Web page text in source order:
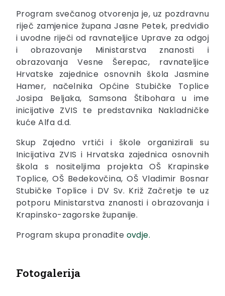
Program svečanog otvorenja je, uz pozdravnu
riječ zamjenice župana Jasne Petek, predvidio
i uvodne riječi od ravnateljice Uprave za odgoj
i obrazovanje Ministarstva znanosti i
obrazovanja Vesne Šerepac, ravnateljice
Hrvatske zajednice osnovnih škola Jasmine
Hamer, načelnika Općine Stubičke Toplice
Josipa Beljaka, Samsona Štibohara u ime
inicijative ZVIS te predstavnika Nakladničke
kuće Alfa d.d.
Skup Zajedno vrtići i škole organizirali su
Inicijativa ZVIS i Hrvatska zajednica osnovnih
škola s nositeljima projekta OŠ Krapinske
Toplice, OŠ Bedekovčina, OŠ Vladimir Bosnar
Stubičke Toplice i DV Sv. Križ Začretje te uz
potporu Ministarstva znanosti i obrazovanja i
Krapinsko-zagorske županije.
Program skupa pronađite ovdje.
Fotogalerija